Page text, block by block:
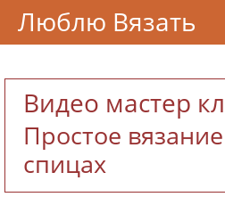
Видео мастер
Простое
спицах
Люблю Вязать